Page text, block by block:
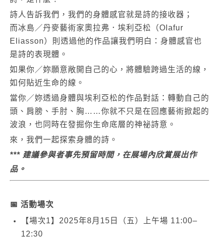
詩人告訴我們，我們的身體感官就是詩的接收器；
而冰島／丹麥藝術家奧拉弗．埃利亞松（Olafur
Eliasson）則透過他的作品讓我們明白：身體感官也
是詩的表現體。
如果你／妳願意敞開自己的心，將體驗跨過生活的線，
如何貼近生命的線。
當你／妳透過身體與埃利亞松的作品對話：轉動自己的
頭、肩膀、手肘、胸 ……你就不只是在回應藝術掀起的
波浪，也同時在發掘你生命底層的神祕詩意。
來，我們一起探索身體的詩。
*** 建議參與者事先預留時間，在展場內欣賞展出作
品。
📅 活動場次
【場次1】 2025年8月 15 日（五）上午場 11:00–
12:30